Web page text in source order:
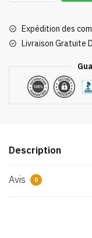
Dos
Totoro
Paysage
Expédition des
Livraison Gratuite
Description
Avis 0